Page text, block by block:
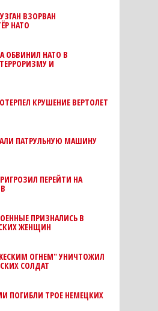
ВЗОРВАН
НАТО
ОБВИНИЛ НАТО В
И
КРУШЕНИЕ ВЕРТОЛЕТ
ПАТРУЛЬНУЮ МАШИНУ
ПЕРЕЙТИ НА
ПРИЗНАЛИСЬ В
ЖЕНЩИН
ОГНЕМ" УНИЧТОЖИЛ
СОЛДАТ
ПОГИБЛИ ТРОЕ НЕМЕЦКИХ